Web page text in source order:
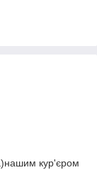
кур'єром